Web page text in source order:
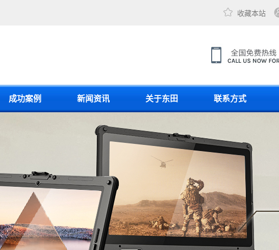
收藏本站
成功案例 新闻资讯 关于东田 联系方式